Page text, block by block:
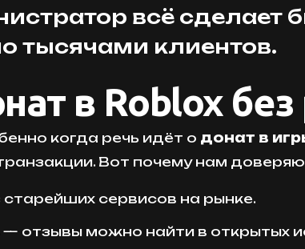
всё сделает
тысячами клиентов.
в Roblox без
когда речь идёт о донат в
Вот почему нам
сервисов на рынке.
отзывы можно найти в открытых